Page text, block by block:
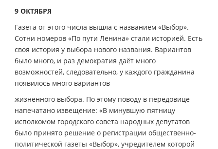
9 ОКТЯБРЯ
Газета от этого числа вышла с названием «Выбор».
Сотни номеров «По пути Ленина» стали историей. Есть
своя история у выбора нового названия. Вариантов
было много, и раз демократия даёт много
возможностей, следовательно, у каждого гражданина
появилось много вариантов
жизненного выбора. По этому поводу в передовице
напечатано извещение: «В минувшую пятницу
исполкомом городского совета народных депутатов
было принято решение о регистрации общественно-
политической газеты «Выбор», учредителем которой